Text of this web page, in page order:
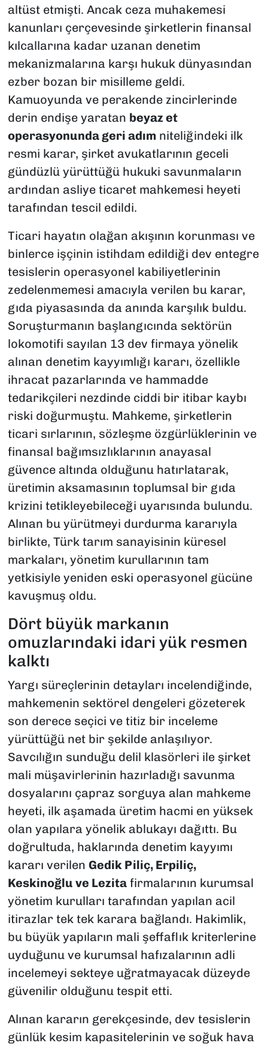
altüst etmişti. Ancak ceza muhakemesi
kanunları çerçevesinde şirketlerin finansal
kılcallarına kadar uzanan denetim
mekanizmalarına karşı hukuk dünyasından
ezber bozan bir misilleme geldi.
Kamuoyunda ve perakende zincirlerinde
derin endişe yaratan beyaz et
operasyonunda geri adımniteliğindeki ilk
resmi karar, şirket avukatlarının geceli
gündüzlü yürüttüğü hukuki savunmaların
ardından asliye ticaret mahkemesi heyeti
tarafından tescil edildi.
Ticari hayatın olağan akışının korunması ve
binlerce işçinin istihdam edildiği dev entegre
tesislerin operasyonel kabiliyetlerinin
zedelenmemesi amacıyla verilen bu karar,
gıda piyasasında da anında karşılık buldu.
Soruşturmanın başlangıcında sektörün
lokomotifi sayılan 13 dev firmaya yönelik
alınan denetim kayyımlığı kararı, özellikle
ihracat pazarlarında ve hammadde
tedarikçileri nezdinde ciddi bir itibar kaybı
riski doğurmuştu. Mahkeme, şirketlerin
ticari sırlarının, sözleşme özgürlüklerinin ve
finansal bağımsızlıklarının anayasal
güvence altında olduğunu hatırlatarak,
üretimin aksamasının toplumsal bir gıda
krizini tetikleyebileceği uyarısında bulundu.
Alınan bu yürütmeyi durdurma kararıyla
birlikte, Türk tarım sanayisinin küresel
markaları, yönetim kurullarının tam
yetkisiyle yeniden eski operasyonel gücüne
kavuşmuş oldu.
Dört büyük markanın
omuzlarındaki idari yük resmen
kalktı
Yargı süreçlerinin detayları incelendiğinde,
mahkemenin sektörel dengeleri gözeterek
son derece seçici ve titiz bir inceleme
yürüttüğü net bir şekilde anlaşılıyor.
Savcılığın sunduğu delil klasörleri ile şirket
mali müşavirlerinin hazırladığı savunma
dosyalarını çapraz sorguya alan mahkeme
heyeti, ilk aşamada üretim hacmi en yüksek
olan yapılara yönelik ablukayı dağıttı. Bu
doğrultuda, haklarında denetim kayyımı
kararı verilen Gedik Piliç, Erpiliç,
Keskinoğlu ve Lezitafirmalarının kurumsal
yönetim kurulları tarafından yapılan acil
itirazlar tek tek karara bağlandı. Hakimlik,
bu büyük yapıların mali şeffaflık kriterlerine
uyduğunu ve kurumsal hafızalarının adli
incelemeyi sekteye uğratmayacak düzeyde
güvenilir olduğunu tespit etti.
Alınan kararın gerekçesinde, dev tesislerin
günlük kesim kapasitelerinin ve soğuk hava